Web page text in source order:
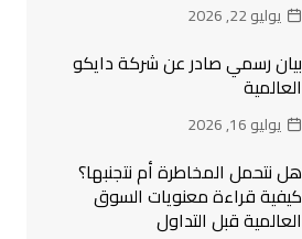
يوليو 22, 2026
بيان رسمي صادر عن شركة دايكو
العالمية
يوليو 16, 2026
هل نتحمل المخاطرة أم نتجنبها؟
كيفية قراءة معنويات السوق
العالمية قبل التداول